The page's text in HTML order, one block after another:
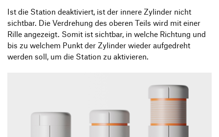
Ist die Station deaktiviert, ist der innere Zylinder nicht
sichtbar. Die Verdrehung des oberen Teils wird mit einer
Rille angezeigt. Somit ist sichtbar, in welche Richtung und
bis zu welchem Punkt der Zylinder wieder aufgedreht
werden soll, um die Station zu aktivieren.